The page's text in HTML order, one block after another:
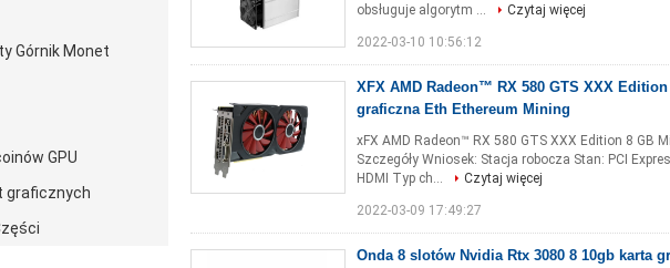
Górnik Monet
GPU
graficznych
obsługuje algorytm ...
Czytaj więcej
2022-03-10 10:56:12
XFX AMD Radeon™ RX 580 GTS XXX
graficzna Eth Ethereum Mining
xFX AMD Radeon™ RX 580 GTS XXX Edition 8 GB
Szczegóły Wniosek: Stacja robocza Stan: PCI
HDMI Typ ch...
Czytaj więcej
2022-03-09 17:49:27
Onda 8 slotów Nvidia Rtx 3080 8 10gb karta